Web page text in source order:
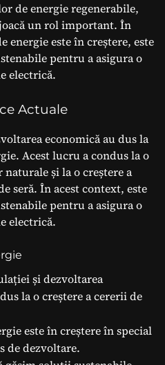
de energie regenerabile,
un rol important. În
energie este în creștere, este
pentru a asigura o
electrică.
Actuale
economică au dus la
Acest lucru a condus la o
și la o creștere a
seră. În acest context, este
pentru a asigura o
electrică.
și dezvoltarea
la o creștere a cererii de
este în creștere în special
de dezvoltare.